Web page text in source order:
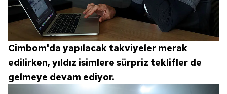
Cimbom'da yapılacak takviyeler merak
edilirken, yıldız isimlere sürpriz teklifler de
gelmeye devam ediyor.